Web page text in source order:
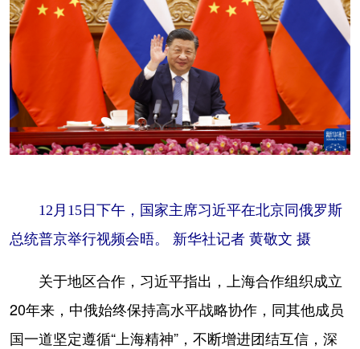
12月15日下午，国家主席习近平在北京同俄罗斯
总统普京举行视频会晤。 新华社记者 黄敬文 摄
关于地区合作，习近平指出，上海合作组织成立
20年来，中俄始终保持高水平战略协作，同其他成员
国一道坚定遵循“上海精神”，不断增进团结互信，深